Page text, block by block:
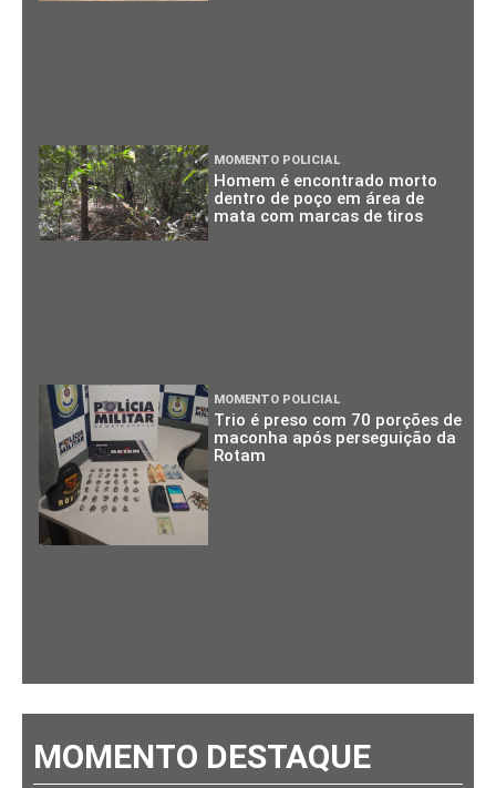
MOMENTO POLICIAL
Homem é encontrado morto
dentro de poço em área de
mata com marcas de tiros
MOMENTO POLICIAL
Trio é preso com 70 porções de
maconha após perseguição da
Rotam
MOMENTO DESTAQUE